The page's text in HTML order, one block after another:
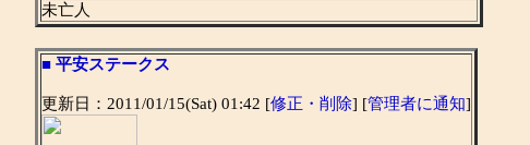
未亡人
■ 平安ステークス
更新日：2011/01/15(Sat) 01:42 [修正・削除] [管理者に通知]